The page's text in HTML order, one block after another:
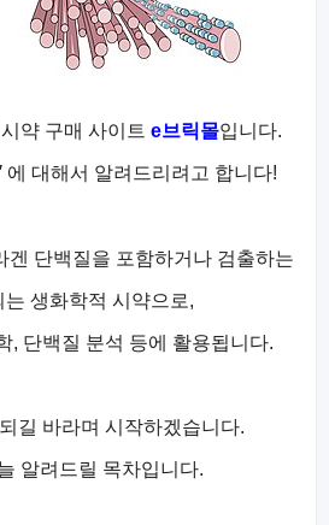
약 구매 사이트 e브릭몰입니다.
에 대해서 알려드리려고 합니다!
겐 단백질을 포함하거나 검출하는
는 생화학적 시약으로,
, 단백질 분석 등에 활용됩니다.
길 바라며 시작하겠습니다.
알려드릴 목차입니다.